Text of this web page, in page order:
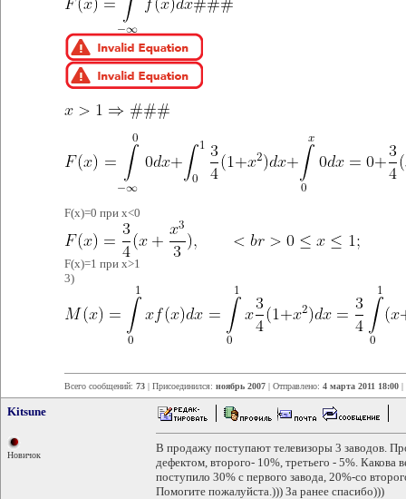
F(x)=0 при x<0
F(x)=1 при x>1
3)
Всего сообщений: 73 | Присоединился: ноябрь 2007 | Отправлено: 4 марта 2011 18:00 |
Kitsune
Новичок
В продажу поступают телевизоры 3 заводов.
дефектом, второго- 10%, третьего - 5%. Какова
поступило 30% с первого завода, 20%-со
Помогите пожалуйста.))) За ранее спасибо)))